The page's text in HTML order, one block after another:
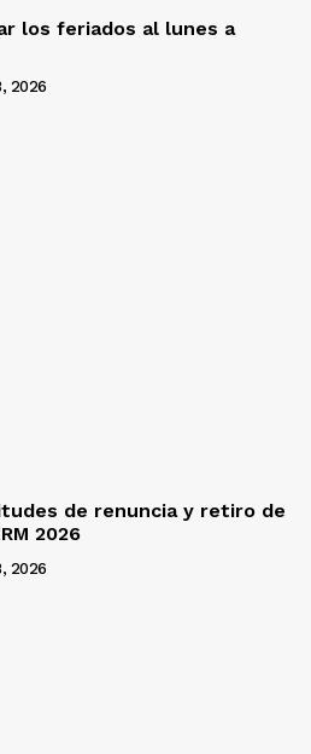
los feriados al lunes a
2026
de renuncia y retiro de
2026
2026